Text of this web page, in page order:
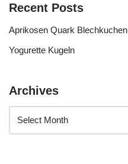
Recent Posts
Aprikosen Quark Blechkuchen
Yogurette Kugeln
Archives